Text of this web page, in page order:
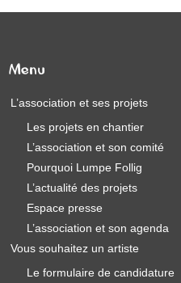
Menu
L’association et ses projets
Les projets en chantier
L’association et son comité
Pourquoi Lumpe Follig
L’actualité des projets
Espace presse
L’association et son agenda
Vous souhaitez un artiste
Le formulaire de candidature